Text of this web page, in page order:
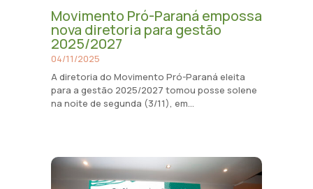
Movimento Pró-Paraná empossa
nova diretoria para gestão
2025/2027
04/11/2025
A diretoria do Movimento Pró-Paraná eleita
para a gestão 2025/2027 tomou posse solene
na noite de segunda (3/11), em...